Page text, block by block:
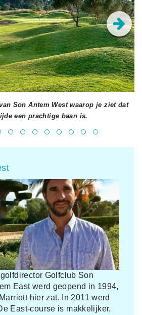
Son Antem West waarop je ziet dat
een prachtige baan is.
Golfclub Son
East werd geopend in 1994,
hier zat. In 2011 werd
East-course is makkelijker,